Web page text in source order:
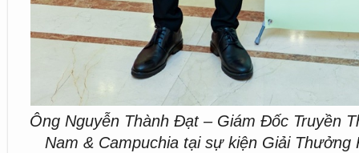
Ông Nguyễn Thành Đạt – Giám Đốc Truyền
Nam & Campuchia tại sự kiện Giải Thưởng